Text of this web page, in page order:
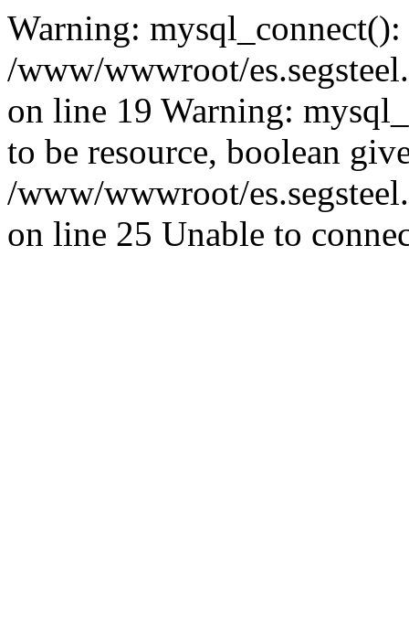
Warning:
/www/wwwroot/
on line 19 Warning:
to be resource, boolean
/www/wwwroot/
on line 25 Unable to